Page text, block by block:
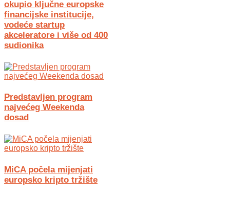
okupio ključne europske
financijske institucije,
vodeće startup
akceleratore i više od 400
sudionika
Predstavljen program
najvećeg Weekenda
dosad
MiCA počela mijenjati
europsko kripto tržište